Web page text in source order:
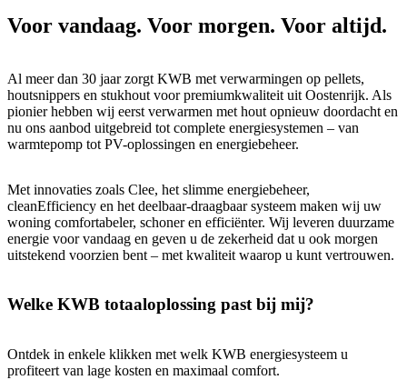
Voor vandaag. Voor morgen. Voor altijd.
Al meer dan 30 jaar zorgt KWB met verwarmingen op pellets,
houtsnippers en stukhout voor premiumkwaliteit uit Oostenrijk. Als
pionier hebben wij eerst verwarmen met hout opnieuw doordacht en
nu ons aanbod uitgebreid tot complete energiesystemen – van
warmtepomp tot PV-oplossingen en energiebeheer.
Met innovaties zoals Clee, het slimme energiebeheer,
cleanEfficiency en het deelbaar-draagbaar systeem maken wij uw
woning comfortabeler, schoner en efficiënter. Wij leveren duurzame
energie voor vandaag en geven u de zekerheid dat u ook morgen
uitstekend voorzien bent – met kwaliteit waarop u kunt vertrouwen.
Welke KWB totaaloplossing past bij mij?
Ontdek in enkele klikken met welk KWB energiesysteem u
profiteert van lage kosten en maximaal comfort.